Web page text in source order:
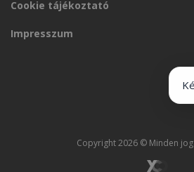
Cookie tájékoztató
Impresszum
Copyright 2026 © Minden